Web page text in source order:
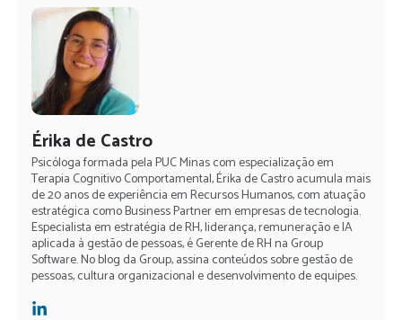
Érika de Castro
Psicóloga formada pela PUC Minas com especialização em
Terapia Cognitivo Comportamental, Érika de Castro acumula mais
de 20 anos de experiência em Recursos Humanos, com atuação
estratégica como Business Partner em empresas de tecnologia.
Especialista em estratégia de RH, liderança, remuneração e IA
aplicada à gestão de pessoas, é Gerente de RH na Group
Software. No blog da Group, assina conteúdos sobre gestão de
pessoas, cultura organizacional e desenvolvimento de equipes.